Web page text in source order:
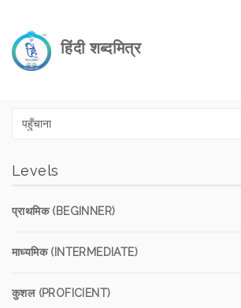
हिंदी शब्दमित्र
Levels
प्राथमिक (BEGINNER)
माध्यमिक (INTERMEDIATE)
कुशल (PROFICIENT)